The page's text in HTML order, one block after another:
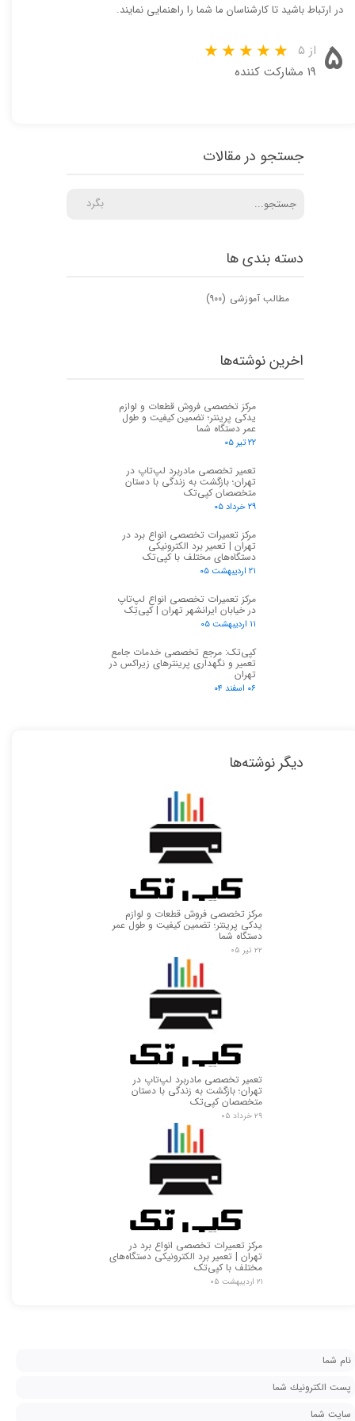
در ارتباط باشید تا کارشناسان ما شما را راهنمایی نمایند.
۵ از ۵
۱۹ مشارکت کننده
دسته بندی ها
مطالب آموزشی (۹۰۰)
جستجو در مقالات
بگرد
اخرین نوشته‌ها
مرکز تخصصی فروش قطعات و لوازم
یدکی پرینتر؛ تضمین کیفیت و طول
عمر دستگاه شما
۲۲ تیر ۰۵
تعمیر تخصصی مادربرد لپ‌تاپ در
تهران؛ بازگشت به زندگی با دستان
متخصصان کپی‌تک
۲۹ خرداد ۰۵
مرکز تعمیرات تخصصی انواع برد در
تهران | تعمیر برد الکترونیکی
دستگاه‌های مختلف با کپی‌تک
۲۱ اردیبهشت ۰۵
مرکز تعمیرات تخصصی انواع لپ‌تاپ
در خیابان ایرانشهر تهران | کپی‌تِک
۱۱ اردیبهشت ۰۵
کپی‌تک: مرجع تخصصی خدمات جامع
تعمیر و نگهداری پرینترهای زیراکس در
تهران
۰۶ اسفند ۰۴
دیگر نوشته‌ها
مرکز تخصصی فروش قطعات و لوازم
یدکی پرینتر؛ تضمین کیفیت و طول عمر
دستگاه شما
۲۲ تیر ۰۵
تعمیر تخصصی مادربرد لپ‌تاپ در
تهران؛ بازگشت به زندگی با دستان
متخصصان کپی‌تک
۲۹ خرداد ۰۵
مرکز تعمیرات تخصصی انواع برد در
تهران | تعمیر برد الکترونیکی دستگاه‌های
مختلف با کپی‌تک
۲۱ اردیبهشت ۰۵